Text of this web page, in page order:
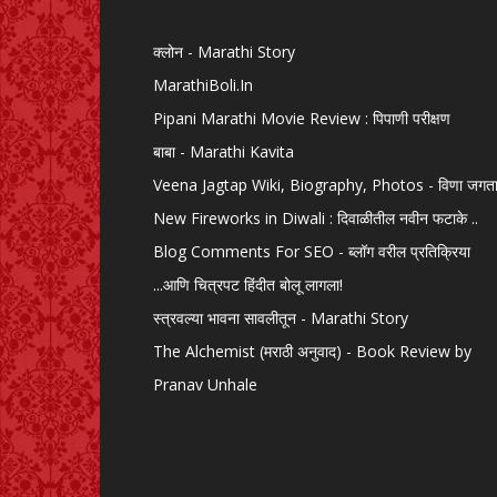
क्लोन - Marathi Story
MarathiBoli.In
Pipani Marathi Movie Review : पिपाणी परीक्षण
बाबा - Marathi Kavita
Veena Jagtap Wiki, Biography, Photos - विणा
New Fireworks in Diwali : दिवाळीतील नवीन फटाके ..
Blog Comments For SEO - ब्लॉग वरील प्रतिक्रिया
...आणि चित्रपट हिंदीत बोलू लागला!
स्त्रवल्या भावना सावलीतून - Marathi Story
The Alchemist (मराठी अनुवाद) - Book Review by
Pranav Unhale